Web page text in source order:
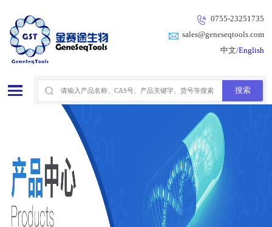
0755-23251735
sales@geneseqtools.com
中文/English